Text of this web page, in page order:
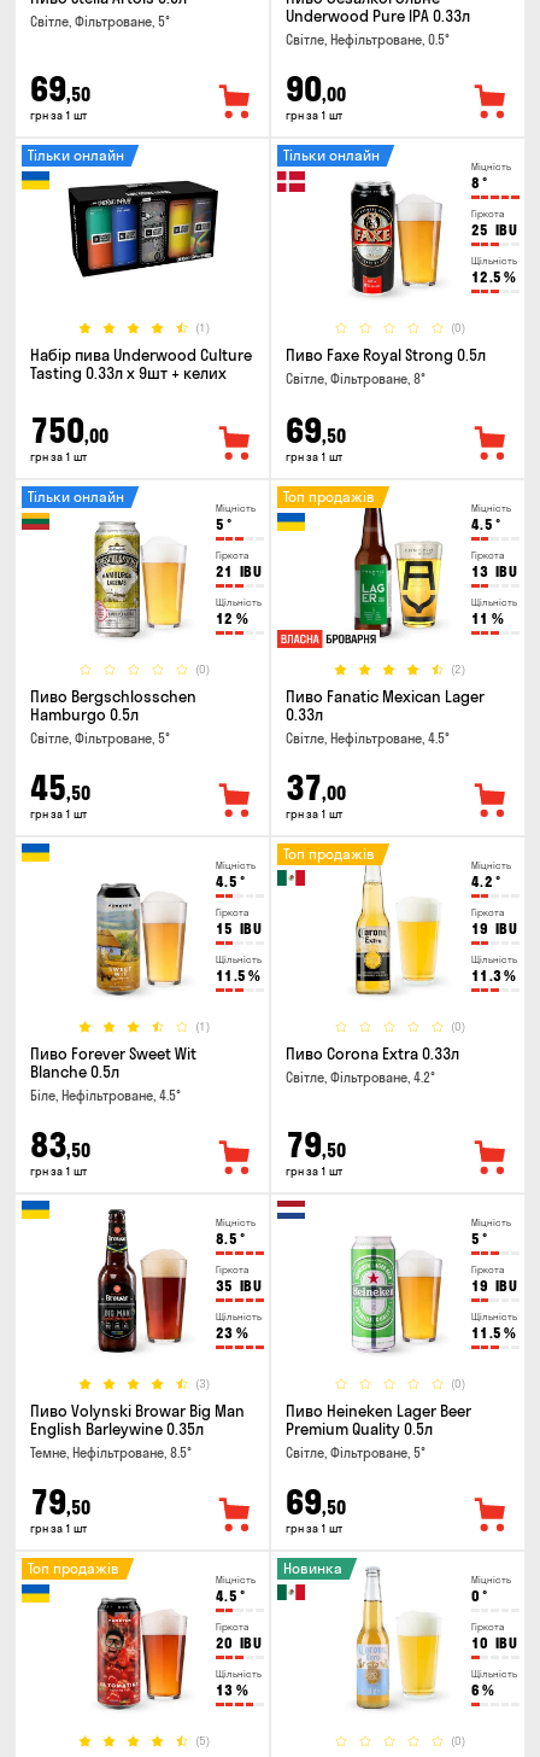
Світле, Фільтроване, 5°
69,50
грн за 1 шт
Underwood Pure IPA 0.33л
Світле, Нефільтроване, 0.5°
90,00
грн за 1 шт
(1)
Тільки онлайн
Набір пива Underwood Culture
Tasting 0.33л x 9шт + келих
750,00
грн за 1 шт
Міцність
8 °
Гіркота
25 IBU
Щільність
12.5 %
(0)
Тільки онлайн
Пиво Faxe Royal Strong 0.5л
Світле, Фільтроване, 8°
69,50
грн за 1 шт
Міцність
5 °
Гіркота
21 IBU
Щільність
12 %
(0)
Тільки онлайн
Пиво Bergschlosschen
Hamburgo 0.5л
Світле, Фільтроване, 5°
45,50
грн за 1 шт
Міцність
4.5 °
Гіркота
13 IBU
Щільність
11 %
(2)
Топ продажів
Пиво Fanatic Mexican Lager
0.33л
Світле, Нефільтроване, 4.5°
37,00
грн за 1 шт
Міцність
4.5 °
Гіркота
15 IBU
Щільність
11.5 %
(1)
Пиво Forever Sweet Wit
Blanche 0.5л
Біле, Нефільтроване, 4.5°
83,50
грн за 1 шт
Міцність
4.2 °
Гіркота
19 IBU
Щільність
11.3%
(0)
Топ продажів
Пиво Corona Extra 0.33л
Світле, Фільтроване, 4.2°
79,50
грн за 1 шт
Міцність
8.5 °
Гіркота
35 IBU
Щільність
23 %
(3)
Пиво Volynski Browar Big Man
English Barleywine 0.35л
Темне, Нефільтроване, 8.5°
79,50
грн за 1 шт
Міцність
5 °
Гіркота
19 IBU
Щільність
11.5 %
(0)
Пиво Heineken Lager Beer
Premium Quality 0.5л
Світле, Фільтроване, 5°
69,50
грн за 1 шт
Міцність
4.5 °
Гіркота
20 IBU
Щільність
13 %
(5)
Топ продажів
Міцність
0 °
Гіркота
10 IBU
Щільність
6 %
(0)
Новинка